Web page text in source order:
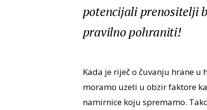
potencijali prenositelji
pravilno pohraniti!
Kada je riječ o čuvanju hrane
moramo uzeti u obzir faktore
namirnice koju spremamo.